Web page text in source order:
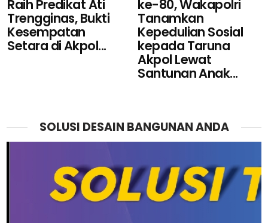
Raih Predikat Ati
Trengginas, Bukti
Kesempatan
Setara di Akpol...
ke-80, Wakapolri
Tanamkan
Kepedulian Sosial
kepada Taruna
Akpol Lewat
Santunan Anak...
SOLUSI DESAIN BANGUNAN ANDA